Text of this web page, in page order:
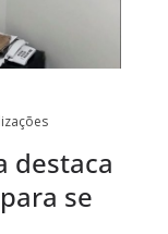
destaca
se